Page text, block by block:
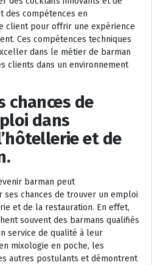
des compétences en
client pour offrir une expérience
Ces compétences techniques
dans le métier de barman
clients dans un environnement
chances de
dans
et de
barman peut
ses chances de trouver un emploi
et de la restauration. En effet,
souvent des barmans qualifiés
service de qualité à leur
mixologie en poche, les
autres postulants et démontrent